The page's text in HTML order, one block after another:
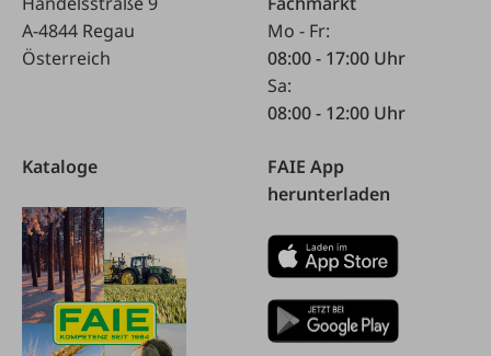
A-4844 Regau
Österreich
Mo - Fr:
08:00 - 17:00 Uhr
Sa:
08:00 - 12:00 Uhr
Kataloge
FAIE App
herunterladen